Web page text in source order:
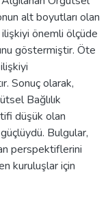
alt boyutları olan
ilişkiyi önemli ölçüde
göstermiştir. Öte
Sonuç olarak,
Bağlılık
düşük olan
Bulgular,
perspektiflerini
kuruluşlar için